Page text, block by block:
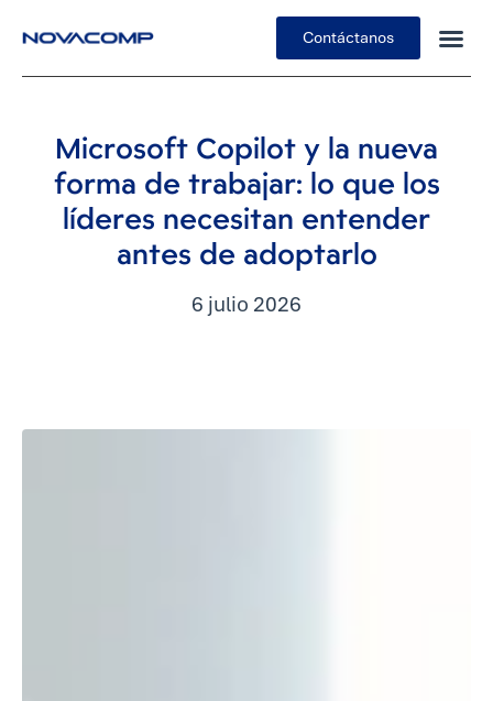
Contáctanos
Microsoft Copilot y la nueva
forma de trabajar: lo que los
líderes necesitan entender
antes de adoptarlo
6 julio 2026